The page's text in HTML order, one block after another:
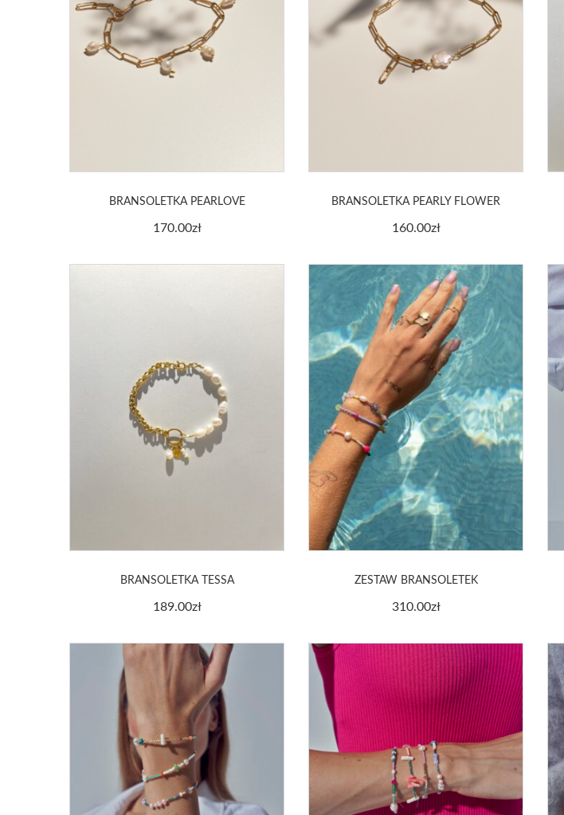
BRANSOLETKA PEARLOVE
170.00zł
BRANSOLETKA PEARLY FLOWER
160.00zł
BRANSOLETKA TESSA
189.00zł
ZESTAW BRANSOLETEK
310.00zł